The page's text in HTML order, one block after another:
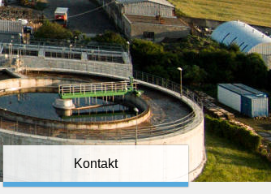
Kontakt